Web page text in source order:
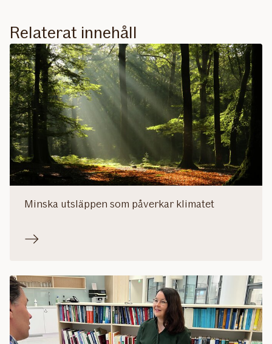
Relaterat innehåll
Minska utsläppen som påverkar klimatet